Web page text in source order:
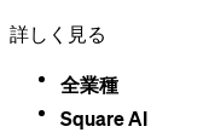
詳しく見る
全業種
Square AI